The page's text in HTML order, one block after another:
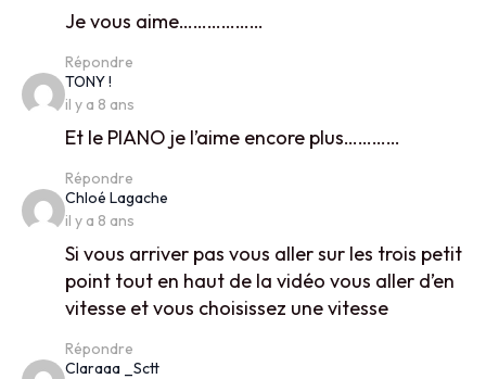
Je vous aime………………
Répondre
TONY !
il y a 8 ans
Et le PIANO je l’aime encore plus…………
Répondre
Chloé Lagache
il y a 8 ans
Si vous arriver pas vous aller sur les trois petit
point tout en haut de la vidéo vous aller d’en
vitesse et vous choisissez une vitesse
Répondre
Claraaa _Scttsays: